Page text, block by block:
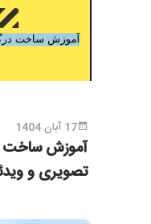
17 آبان 1404
آموزش ساخت
تصویری و